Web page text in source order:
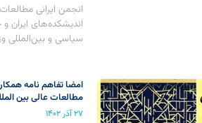
انجمن ایرانی
اندیشکده‌های ایران
سیاسی و بین‌المللی
امضا تفاهم نامه
مطالعات عالی بین
۲۷ آذر ۱۴۰۲